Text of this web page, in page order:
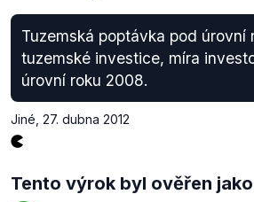
Tuzemská poptávka pod úrovní
tuzemské investice, míra
úrovní roku 2008.
Jiné 27. dubna 2012
Tento výrok byl ověřen jako